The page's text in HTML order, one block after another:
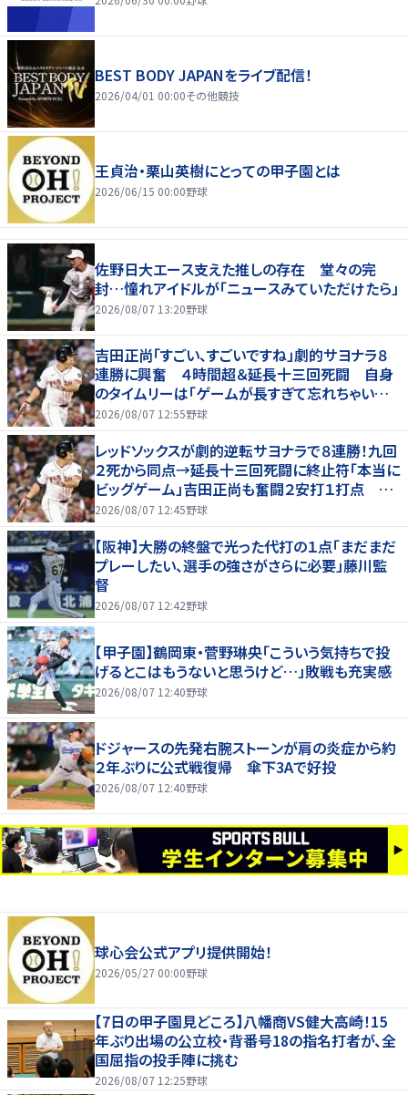
BEST BODY JAPANをライブ配信！
2026/04/01 00:00その他競技
王貞治・栗山英樹にとっての甲子園とは
2026/06/15 00:00野球
佐野日大エース支えた推しの存在 堂々の完
封…憧れアイドルが「ニュースみていただけたら」
2026/08/07 13:20野球
吉田正尚「すごい、すごいですね」劇的サヨナラ８
連勝に興奮 ４時間超＆延長十三回死闘 自身
のタイムリーは「ゲームが長すぎて忘れちゃいまし
た」
2026/08/07 12:55野球
レッドソックスが劇的逆転サヨナラで８連勝！九回
２死から同点→延長十三回死闘に終止符「本当に
ビッグゲーム」吉田正尚も奮闘２安打１打点 靴
下対決で驚異のスイープ
2026/08/07 12:45野球
【阪神】大勝の終盤で光った代打の１点「まだまだ
プレーしたい、選手の強さがさらに必要」藤川監
督
2026/08/07 12:42野球
【甲子園】鶴岡東・菅野琳央「こういう気持ちで投
げるとこはもうないと思うけど…」敗戦も充実感
2026/08/07 12:40野球
ドジャースの先発右腕ストーンが肩の炎症から約
２年ぶりに公式戦復帰 傘下3Aで好投
2026/08/07 12:40野球
球心会公式アプリ提供開始！
2026/05/27 00:00野球
【7日の甲子園見どころ】八幡商VS健大高崎！15
年ぶり出場の公立校・背番号18の指名打者が、全
国屈指の投手陣に挑む
2026/08/07 12:25野球